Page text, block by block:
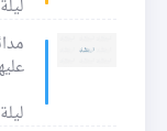
ليلة 1 رجب 1433
ليلة 5